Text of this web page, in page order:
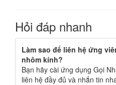
Hỏi đáp nhanh
Làm sao để liên hệ ứng
nhôm kính?
Bạn hãy cài ứng dụng Gọi
liên hệ đầy đủ và nhắn tin